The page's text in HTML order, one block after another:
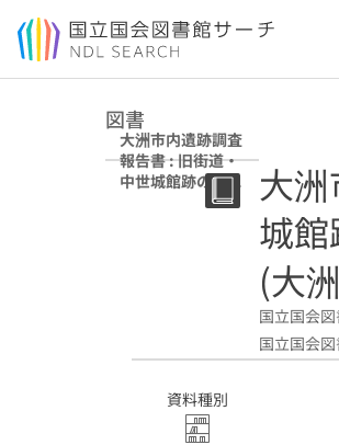
本文へ移動
図書
大洲市内遺跡調査
報告書 : 旧街道・
中世城館跡の調査
1 (大洲市埋蔵文化
大
城
(大
国立国会
国立国会
資料種別